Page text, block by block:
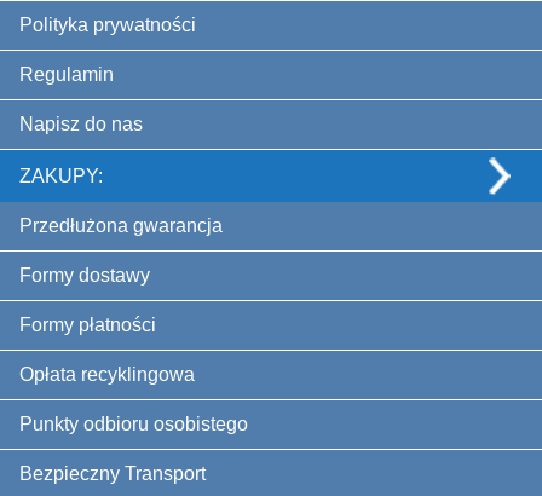
Polityka prywatności
Regulamin
Napisz do nas
ZAKUPY:
Przedłużona gwarancja
Formy dostawy
Formy płatności
Opłata recyklingowa
Punkty odbioru osobistego
Bezpieczny Transport